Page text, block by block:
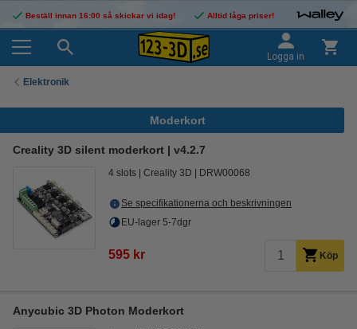
Beställ innan 16:00 så skickar vi idag! Alltid låga priser!
Logga in
Elektronik
Moderkort
Creality 3D silent moderkort | v4.2.7
4 slots Creality 3D DRW00068
Se specifikationerna och beskrivningen
EU-lager 5-7dgr
595 kr Köp
Anycubic 3D Photon Moderkort